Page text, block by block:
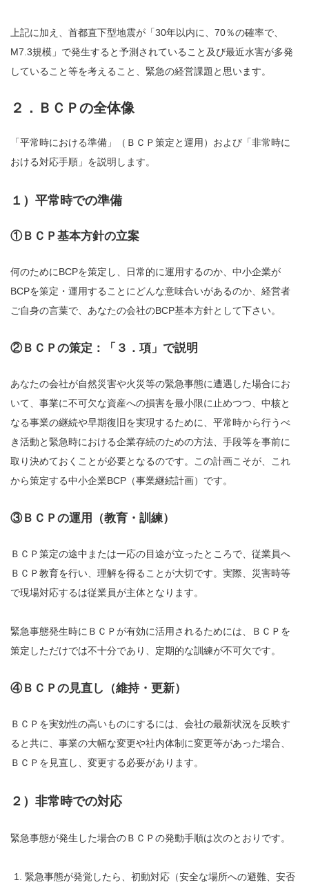
上記に加え、首都直下型地震が「30年以内に、70％の確率で、
M7.3規模」で発生すると予測されていること及び最近水害が多発
していること等を考えること、緊急の経営課題と思います。
２．ＢＣＰの全体像
「平常時における準備」（ＢＣＰ策定と運用）および「非常時に
おける対応手順」を説明します。
１）平常時での準備
①ＢＣＰ基本方針の立案
何のためにBCPを策定し、日常的に運用するのか、中小企業が
BCPを策定・運用することにどんな意味合いがあるのか、経営者
ご自身の言葉で、あなたの会社のBCP基本方針として下さい。
②ＢＣＰの策定：「３．項」で説明
あなたの会社が自然災害や火災等の緊急事態に遭遇した場合にお
いて、事業に不可欠な資産への損害を最小限に止めつつ、中核と
なる事業の継続や早期復旧を実現するために、平常時から行うべ
き活動と緊急時における企業存続のための方法、手段等を事前に
取り決めておくことが必要となるのです。この計画こそが、これ
から策定する中小企業BCP（事業継続計画）です。
③ＢＣＰの運用（教育・訓練）
ＢＣＰ策定の途中または一応の目途が立ったところで、従業員へ
ＢＣＰ教育を行い、理解を得ることが大切です。実際、災害時等
で現場対応するは従業員が主体となります。
緊急事態発生時にＢＣＰが有効に活用されるためには、ＢＣＰを
策定しただけでは不十分であり、定期的な訓練が不可欠です。
④ＢＣＰの見直し（維持・更新）
ＢＣＰを実効性の高いものにするには、会社の最新状況を反映す
ると共に、事業の大幅な変更や社内体制に変更等があった場合、
ＢＣＰを見直し、変更する必要があります。
２）非常時での対応
緊急事態が発生した場合のＢＣＰの発動手順は次のとおりです。
緊急事態が発覚したら、初動対応（安全な場所への避難、安否